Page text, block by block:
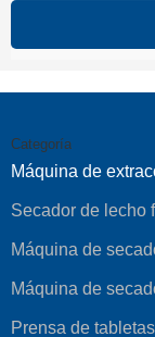
Categoría
Máquina de
Secador de lecho
Máquina de
Máquina de
Prensa de tabletas